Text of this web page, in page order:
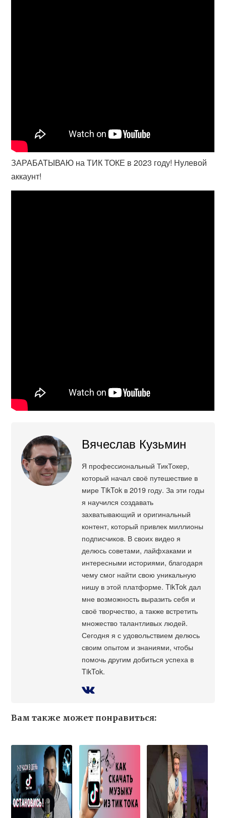
ЗАРАБАТЫВАЮ на ТИК ТОКЕ в 2023 году! Нулевой
аккаунт!
Вячеслав Кузьмин
Я профессиональный ТикТокер,
который начал своё путешествие в
мире TikTok в 2019 году. За эти годы
я научился создавать
захватывающий и оригинальный
контент, который привлек миллионы
подписчиков. В своих видео я
делюсь советами, лайфхаками и
интересными историями, благодаря
чему смог найти свою уникальную
нишу в этой платформе. TikTok дал
мне возможность выразить себя и
своё творчество, а также встретить
множество талантливых людей.
Сегодня я с удовольствием делюсь
своим опытом и знаниями, чтобы
помочь другим добиться успеха в
TikTok.
Вам также может понравиться: